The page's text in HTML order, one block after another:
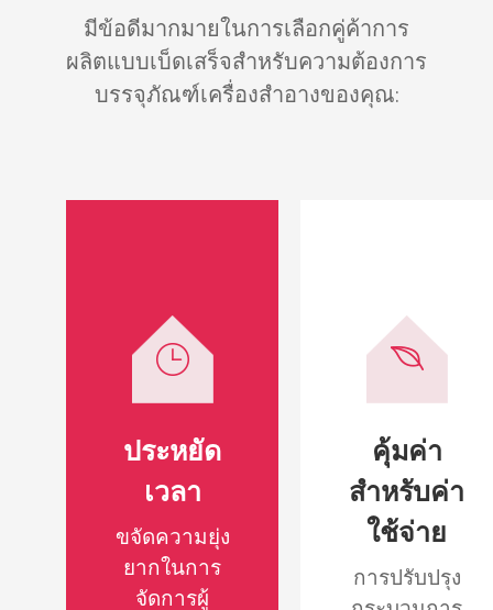
มีข้อดีมากมายในการเลือกคู่ค้าการ
ผลิตแบบเบ็ดเสร็จสำหรับความต้องการ
บรรจุภัณฑ์เครื่องสำอางของคุณ:
ประหยัด
เวลา
ขจัดความยุ่ง
ยากในการ
จัดการผู้
คุ้มค่า
สำหรับค่า
ใช้จ่าย
การปรับปรุง